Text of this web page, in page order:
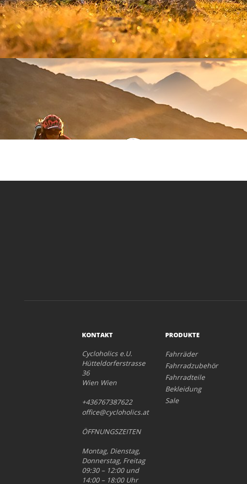
KONTAKT
Cycloholics e.U.
Hütteldorferstrasse
36
Wien Wien
+436767387622
office@cycloholics.at
ÖFFNUNGSZEITEN
Montag, Dienstag,
Donnerstag, Freitag
09:30 – 12:00 und
14:00 – 18:00 Uhr
PRODUKTE
Fahrräder
Fahrradzubehör
Fahrradteile
Bekleidung
Sale